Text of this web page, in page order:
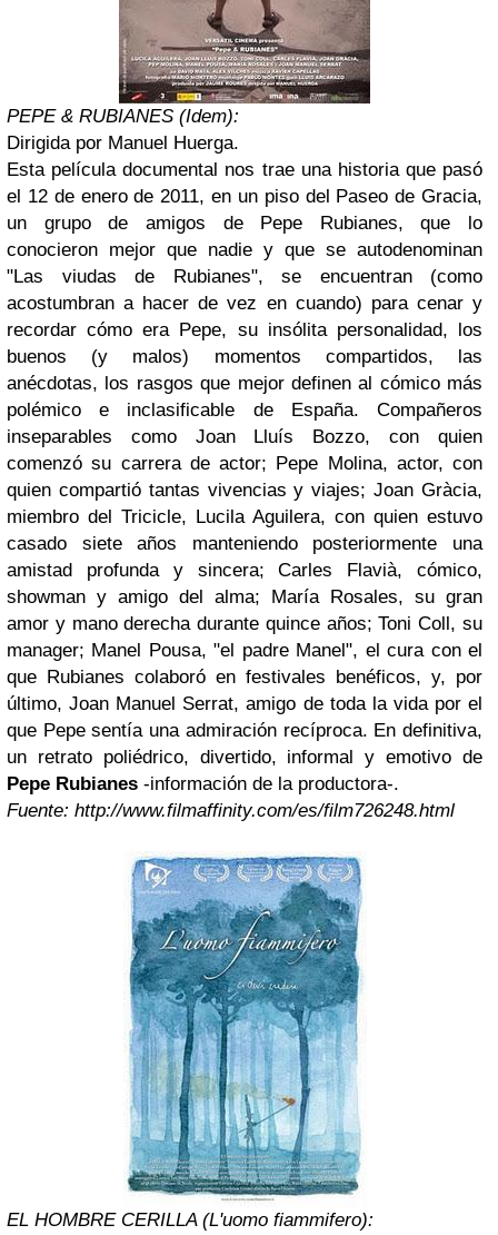
PEPE & RUBIANES (Idem):
Dirigida por Manuel Huerga.
Esta película documental nos trae una historia que pasó
el 12 de enero de 2011, en un piso del Paseo de Gracia,
un grupo de amigos de Pepe Rubianes, que lo
conocieron mejor que nadie y que se autodenominan
"Las viudas de Rubianes", se encuentran (como
acostumbran a hacer de vez en cuando) para cenar y
recordar cómo era Pepe, su insólita personalidad, los
buenos (y malos) momentos compartidos, las
anécdotas, los rasgos que mejor definen al cómico más
polémico e inclasificable de España. Compañeros
inseparables como Joan Lluís Bozzo, con quien
comenzó su carrera de actor; Pepe Molina, actor, con
quien compartió tantas vivencias y viajes; Joan Gràcia,
miembro del Tricicle, Lucila Aguilera, con quien estuvo
casado siete años manteniendo posteriormente una
amistad profunda y sincera; Carles Flavià, cómico,
showman y amigo del alma; María Rosales, su gran
amor y mano derecha durante quince años; Toni Coll, su
manager; Manel Pousa, "el padre Manel", el cura con el
que Rubianes colaboró en festivales benéficos, y, por
último, Joan Manuel Serrat, amigo de toda la vida por el
que Pepe sentía una admiración recíproca. En definitiva,
un retrato poliédrico, divertido, informal y emotivo de
Pepe Rubianes -información de la productora-.
Fuente: http://www.filmaffinity.com/es/film726248.html
EL HOMBRE CERILLA (L'uomo fiammifero):